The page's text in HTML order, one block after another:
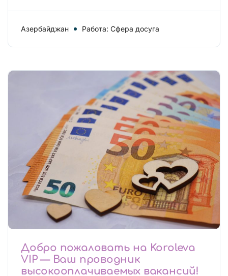
Азербайджан Работа: Сфера досуга
Добро пожаловать на Koroleva
VIP — Ваш проводник
высокооплачиваемых вакансий!